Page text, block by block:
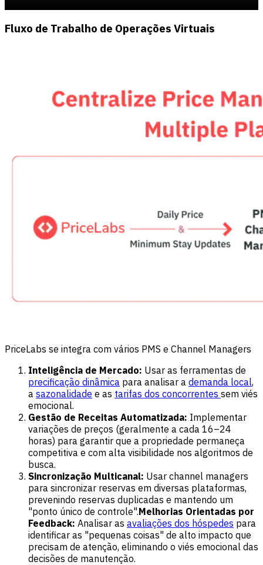
Fluxo de Trabalho de Operações Virtuais
PriceLabs se integra com vários PMS e Channel Managers
Inteligência de Mercado: Usar as ferramentas de
precificação dinâmica para analisar a demanda local,
a sazonalidade e as tarifas dos concorrentes sem viés
emocional.
Gestão de Receitas Automatizada: Implementar
variações de preços (geralmente a cada 16–24
horas) para garantir que a propriedade permaneça
competitiva e com alta visibilidade nos algoritmos de
busca.
Sincronização Multicanal: Usar channel managers
para sincronizar reservas em diversas plataformas,
prevenindo reservas duplicadas e mantendo um
"ponto único de controle".Melhorias Orientadas por
Feedback: Analisar as avaliações dos hóspedes para
identificar as "pequenas coisas" de alto impacto que
precisam de atenção, eliminando o viés emocional das
decisões de manutenção.